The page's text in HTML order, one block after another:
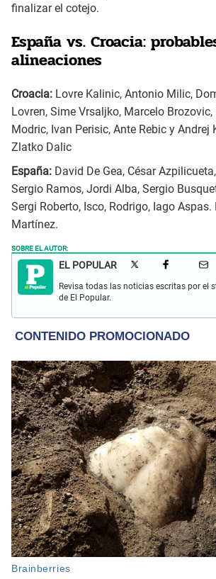
finalizar el cotejo.
España vs. Croacia:
alineaciones
Croacia: Lovre Kalinic, Antonio Milic,
Lovren, Sime Vrsaljko, Marcelo
Modric, Ivan Perisic, Ante Rebic y Andrej
Zlatko Dalic
España: David De Gea, César
Sergio Ramos, Jordi Alba, Sergio
Sergi Roberto, Isco, Rodrigo, Iago
Martínez.
SOBRE EL AUTOR:
EL POPULAR
Revisa todas las noticias escritas por el
de El Popular.